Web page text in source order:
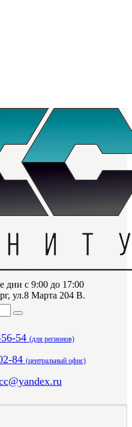
дни с 9:00 до 17:00
ул.8 Марта 204 В.
54 (для регионов)
84 (центральный офис)